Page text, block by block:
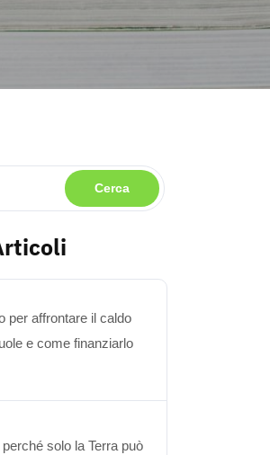
Cerca
per affrontare il caldo
e come finanziarlo
solo la Terra può